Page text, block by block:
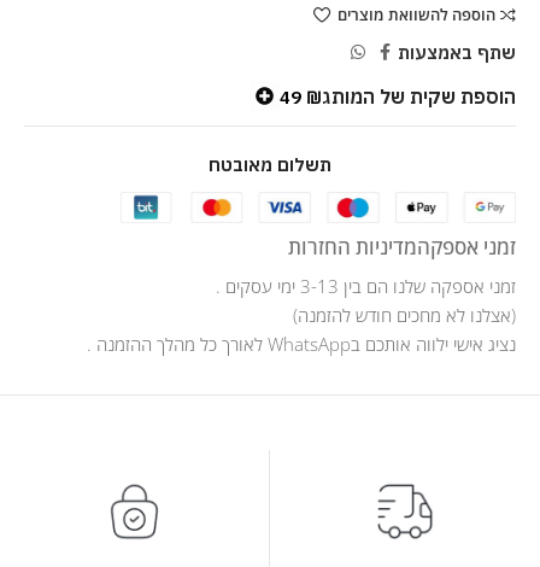
הוספה להשוואת מוצרים
שתף באמצעות
הוספת שקית של המותג 49 ₪
תשלום מאובטח
זמני אספקהמדיניות החזרות
זמני אספקה שלנו הם בין 3-13 ימי עסקים .
(אצלנו לא מחכים חודש להזמנה)
נציג אישי ילווה אותכם בWhatsApp לאורך כל מהלך ההזמנה .